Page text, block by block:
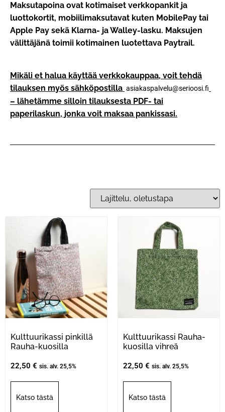
Maksutapoina ovat kotimaiset verkkopankit ja
luottokortit, mobiilimaksutavat kuten MobilePay tai
Apple Pay sekä Klarna- ja Walley-lasku. Maksujen
välittäjänä toimii kotimainen luotettava Paytrail.
Mikäli et halua käyttää verkkokauppaa, voit tehdä
tilauksen myös sähköpostilla asiakaspalvelu@serioosi.fi
– lähetämme silloin tilauksesta PDF- tai
paperilaskun, jonka voit maksaa pankissasi.
Kulttuurikassi pinkillä
Rauha-kuosilla
22,50 € sis. alv. 25,5%
Katso tästä
Kulttuurikassi Rauha-
kuosilla vihreä
22,50 € sis. alv. 25,5%
Katso tästä